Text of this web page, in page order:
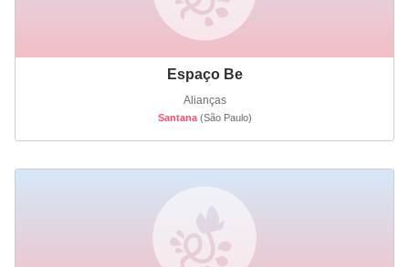
Espaço Be
Alianças
Santana(São Paulo)